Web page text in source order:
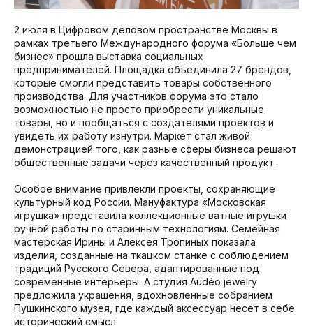
2 июля в Цифровом деловом пространстве Москвы в
рамках третьего Международного форума «Больше чем
бизнес» прошла выставка социальных
предпринимателей. Площадка объединила 27 брендов,
которые смогли представить товары собственного
производства. Для участников форума это стало
возможностью не просто приобрести уникальные
товары, но и пообщаться с создателями проектов и
увидеть их работу изнутри. Маркет стал живой
демонстрацией того, как разные сферы бизнеса решают
общественные задачи через качественный продукт.
Особое внимание привлекли проекты, сохраняющие
культурный код России. Мануфактура «Московская
игрушка» представила коллекционные ватные игрушки
ручной работы по старинным технологиям. Семейная
мастерская Ирины и Алексея Тропиных показала
изделия, созданные на ткацком станке с соблюдением
традиций Русского Севера, адаптированные под
современные интерьеры. А студия Audéo jewelry
предложила украшения, вдохновленные собранием
Пушкинского музея, где каждый аксессуар несет в себе
исторический смысл.